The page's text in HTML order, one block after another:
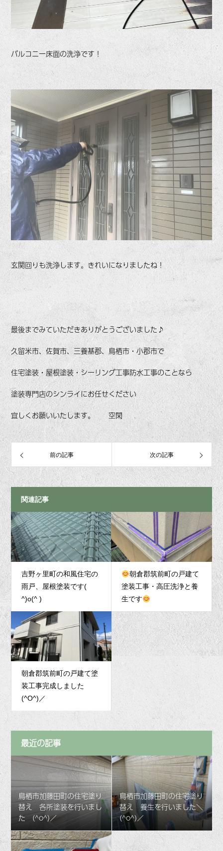
バルコニー床面の洗浄です！
玄関回りも洗浄します。きれいになりましたね！
最後までみていただきありがとうございました♪
久留米市、佐賀市、三養基郡、鳥栖市・小郡市で
住宅塗装・屋根塗装・シーリング工事防水工事のことなら
塗装専門店のシンライにお任せください
宜しくお願いいたします。 空閑
前の記事 次の記事
関連記事
吉野ヶ里町の和風住宅の
雨戸、屋根塗装です(
^)o(^ )
朝倉郡筑前町の戸建て
塗装工事・高圧洗浄と養
生です
朝倉郡筑前町の戸建て塗
装工事完成しました
(^O^)／
最近の記事
鳥栖市加藤田町の住宅塗り
替え 各所塗装を行いまし
た (^o^)／
鳥栖市加藤田町の住宅塗り
替え 養生を行いました＼
(^o^)／